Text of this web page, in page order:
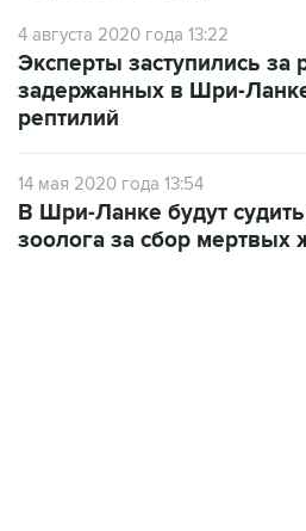
4 августа 2020 года 13:22
Эксперты заступились за
задержанных в Шри-
рептилий
14 мая 2020 года 13:54
В Шри-Ланке будут
зоолога за сбор мертвых